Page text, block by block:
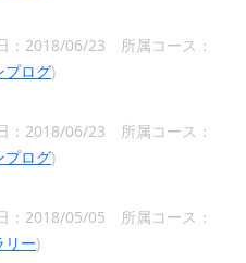
：2018/06/23 所属コース：
プログ)
：2018/06/23 所属コース：
プログ)
：2018/05/05 所属コース：
リー)